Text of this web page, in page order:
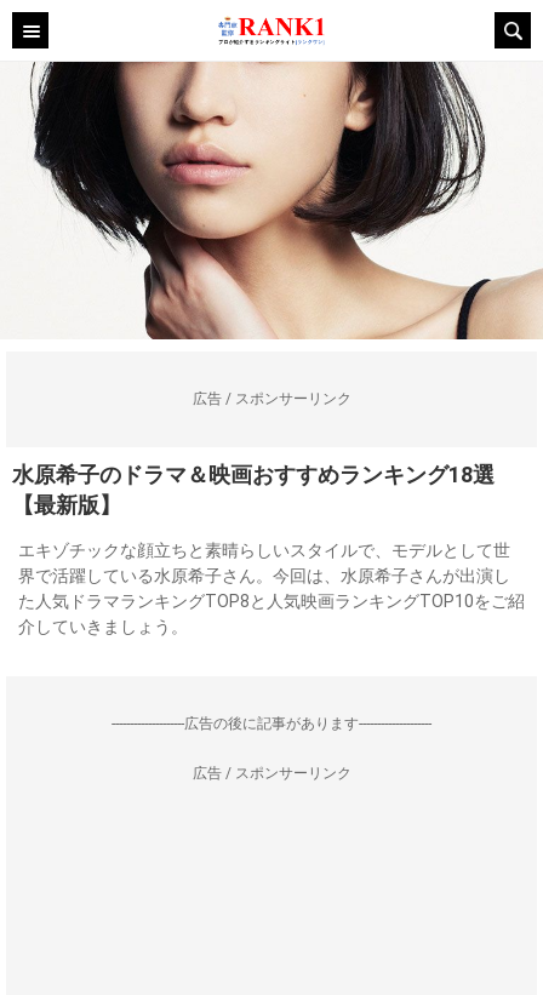
広告 / スポンサーリンク
水原希子のドラマ＆映画おすすめランキング18選
【最新版】
エキゾチックな顔立ちと素晴らしいスタイルで、モデルとして世
界で活躍している水原希子さん。今回は、水原希子さんが出演し
た人気ドラマランキングTOP8と人気映画ランキングTOP10をご紹
介していきましょう。
--------------------広告の後に記事があります--------------------
広告 / スポンサーリンク